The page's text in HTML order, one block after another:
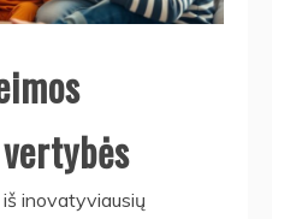
inovatyviausių